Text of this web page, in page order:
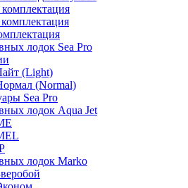
комплектация
лодок Sea Pro
(Light)
(Normal)
Sea Pro
лодок Aqua Jet
лодок Marko